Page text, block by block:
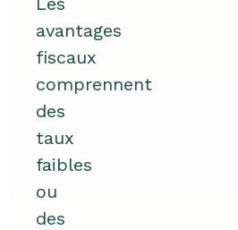
avantages
fiscaux
comprennent
des
taux
faibles
ou
des